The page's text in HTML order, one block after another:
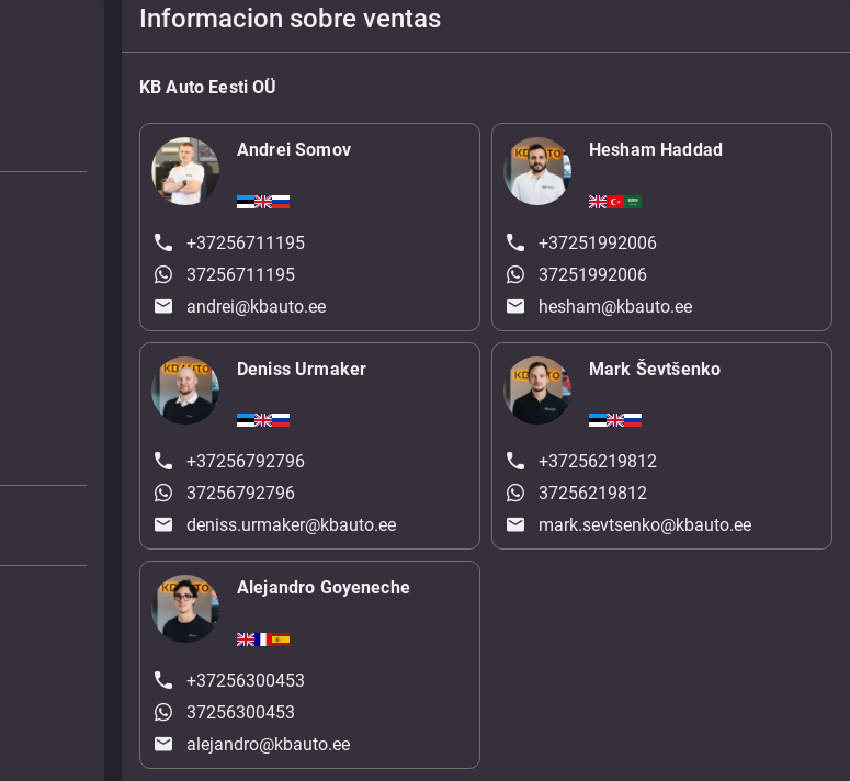
Informacion sobre ventas
KB Auto Eesti OÜ
Andrei Somov
+37256711195
37256711195
andrei@kbauto.ee
Hesham Haddad
+37251992006
37251992006
hesham@kbauto.ee
Deniss Urmaker
+37256792796
37256792796
deniss.urmaker@kbauto.ee
Mark Ševtšenko
+37256219812
37256219812
mark.sevtsenko@kbauto.ee
Alejandro Goyeneche
+37256300453
37256300453
alejandro@kbauto.ee